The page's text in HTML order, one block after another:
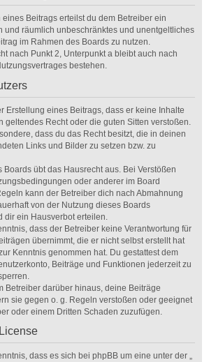
eines Beitrags erteilst du dem Betreiber ein
und räumlich unbeschränktes und unentgeltliches
im Rahmen des Boards zu nutzen.
nach Punkt 2, Unterpunkt a bleibt auch nach
bestehen.
Erstellung eines Beitrags, dass er keine Inhalte
geltendes Recht oder die guten Sitten verstoßen.
dass du das Recht besitzt, die in deinen
Links und Bilder zu setzen bzw. zu
Boards übt das Hausrecht aus. Bei Verstößen
oder anderer im Board
kann der Betreiber dich nach Abmahnung
von der Nutzung dieses Boards
dir ein Hausverbot erteilen.
dass der Betreiber keine Verantwortung für
übernimmt, die er nicht selbst erstellt hat
Kenntnis genommen hat. Du gestattest dem
Beiträge und Funktionen jederzeit zu
Betreiber darüber hinaus, deine Beiträge
sie gegen o. g. Regeln verstoßen oder geeignet
oder einem Dritten Schaden zuzufügen.
dass es sich bei phpBB um eine unter der „